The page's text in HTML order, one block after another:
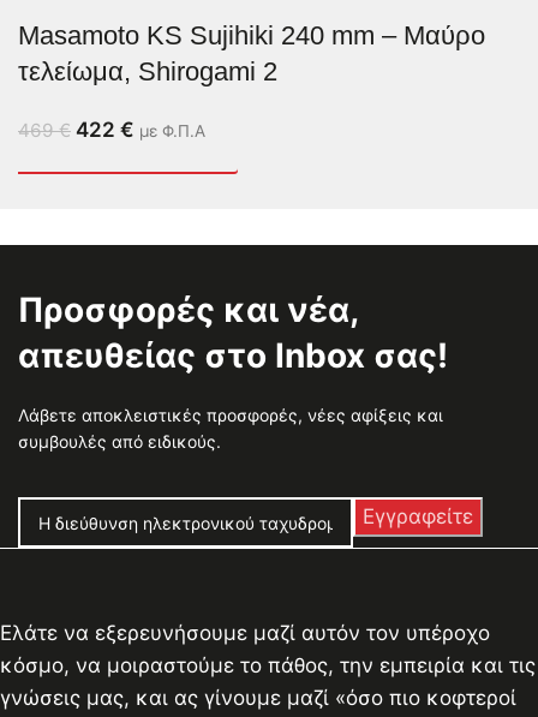
Masamoto KS Sujihiki 240 mm – Μαύρο
τελείωμα, Shirogami 2
469€ 422 € με Φ.Π.Α
Προσφορές και νέα,
απευθείας στο Inbox σας!
Λάβετε αποκλειστικές προσφορές, νέες αφίξεις και
συμβουλές από ειδικούς.
Ελάτε να εξερευνήσουμε μαζί αυτόν τον υπέροχο
κόσμο, να μοιραστούμε το πάθος, την εμπειρία και τις
γνώσεις μας, και ας γίνουμε μαζί «όσο πιο κοφτεροί